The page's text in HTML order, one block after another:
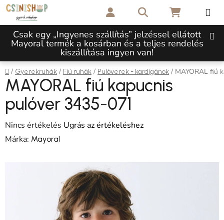
Ugrás a fő tartalomhoz
Csak egy „Ingyenes szállítás” jelzéssel ellátott
Mayoral termék a kosárban és a teljes rendelés
kiszállítása ingyen van!
KeresésKOSÁR
Kezdőlap
/ Gyerekruhák / Fiú ruhák / Pulóverek - kardigánok / MAYORAL fiú
MAYORAL fiú kapucnis
pulóver 3435-071
A termék átlagos értékelése 5-ből 0,0 csillag.
Nincs értékelés Ugrás az értékeléshez
Márka: Mayoral